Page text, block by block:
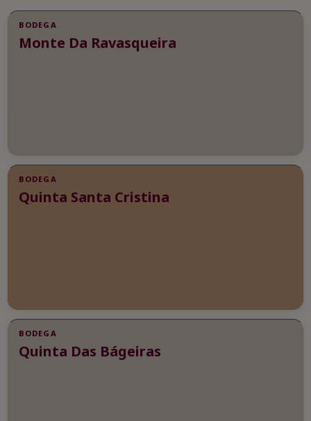
BODEGA
Monte Da Ravasqueira
BODEGA
Quinta Santa Cristina
BODEGA
Quinta Das Bágeiras